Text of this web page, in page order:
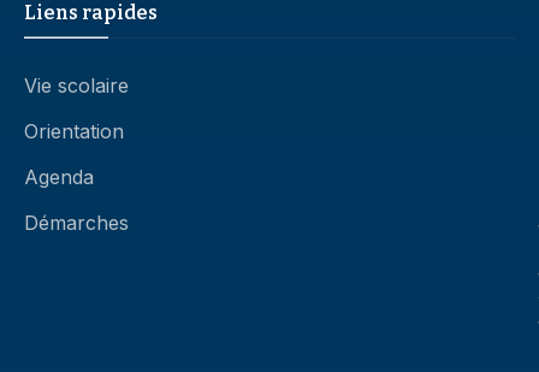
Liens rapides
Vie scolaire
Orientation
Agenda
Démarches